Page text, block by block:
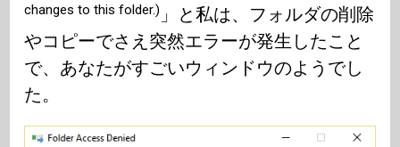
changes to this folder.) 」と私は、フォルダの削除
やコピーでさえ突然エラーが発生したこと
で、あなたがすごいウィンドウのようでし
た。